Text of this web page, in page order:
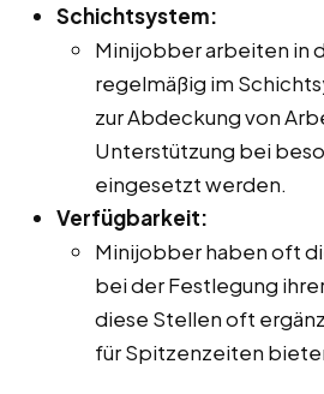
Schichtsystem:
Minijobber arbeiten in
regelmäßig im
zur Abdeckung von
Unterstützung bei
eingesetzt werden.
Verfügbarkeit:
Minijobber haben oft
bei der Festlegung
diese Stellen oft
für Spitzenzeiten